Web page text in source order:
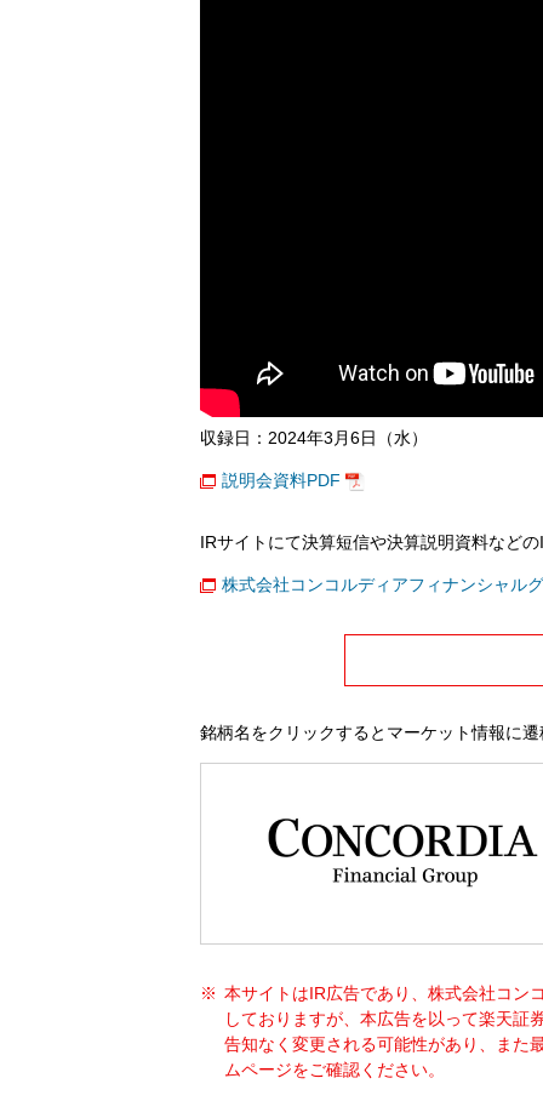
収録日：2024年3月6日（水）
説明会資料PDF
IRサイトにて決算短信や決算説明資料など
株式会社コンコルディアフィナンシャル
銘柄名をクリックするとマーケット情報に
本サイトはIR広告であり、株式会社コン
しておりますが、本広告を以って楽天証
告知なく変更される可能性があり、また
ムページをご確認ください。